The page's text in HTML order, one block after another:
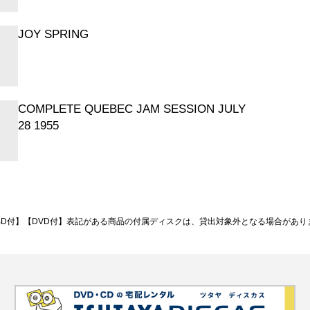
JOY SPRING
COMPLETE QUEBEC JAM SESSION JULY
28 1955
付】【DVD付】表記がある商品の付属ディスクは、貸出対象外となる場合があり